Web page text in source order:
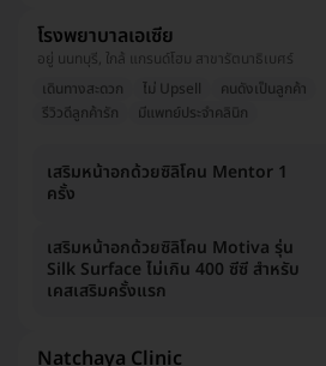
โรงพยาบาลเอเซีย
อยู่ นนทบุรี, ใกล้ แกรนด์โฮม สาขารัตนาธิเบศร์
เดินทางสะดวก
ไม่ Upsell
คนดังเป็นลูกค้า
รีวิวดีลูกค้ารัก
มีแพทย์ประจำคลินิก
เสริมหน้าอกด้วยซิลิโคน Mentor 1
ครั้ง
เสริมหน้าอกด้วยซิลิโคน Motiva รุ่น
Silk Surface ไม่เกิน 400 ซีซี สำหรับ
เคสเสริมครั้งแรก
Natchaya Clinic